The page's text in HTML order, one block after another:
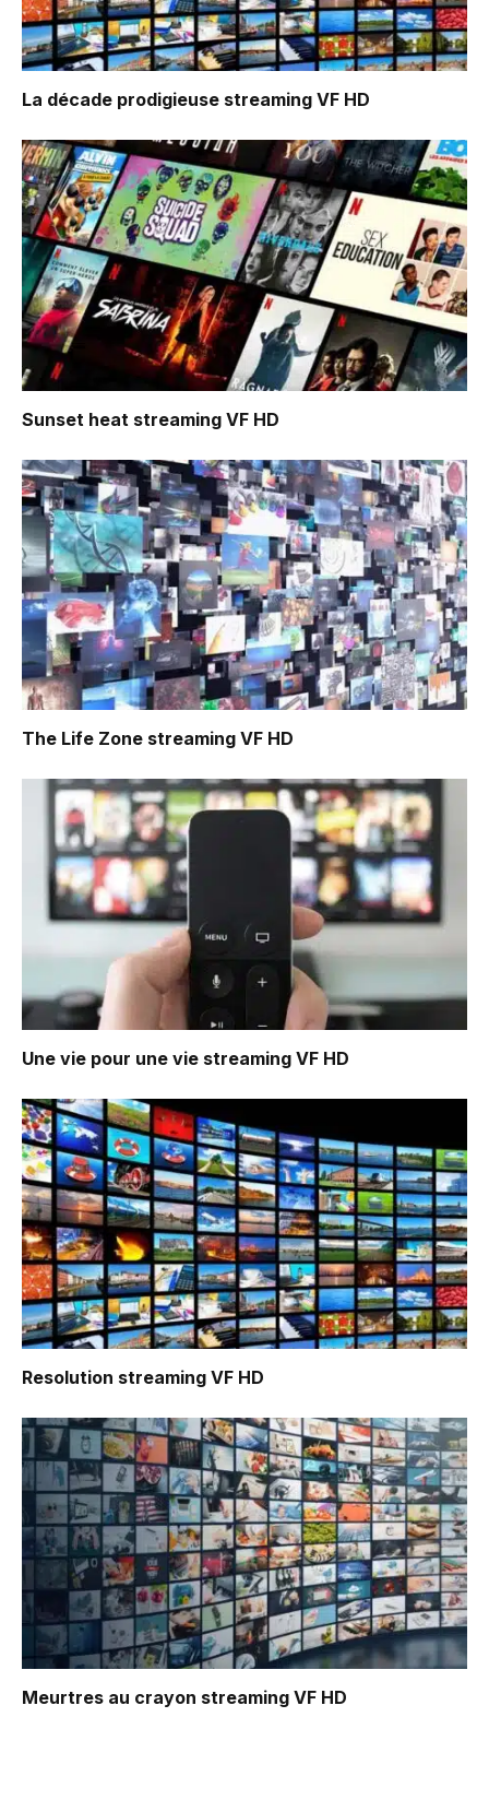
La décade prodigieuse streaming VF HD
Sunset heat streaming VF HD
The Life Zone streaming VF HD
Une vie pour une vie streaming VF HD
Resolution streaming VF HD
Meurtres au crayon streaming VF HD